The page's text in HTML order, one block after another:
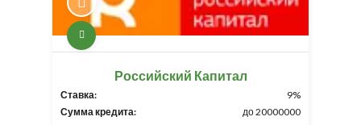
Российский Капитал
Ставка:
9%
Сумма кредита:
до 20000000